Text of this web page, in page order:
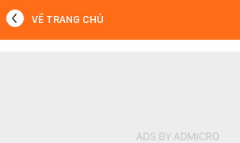
VỀ TRANG CHỦ